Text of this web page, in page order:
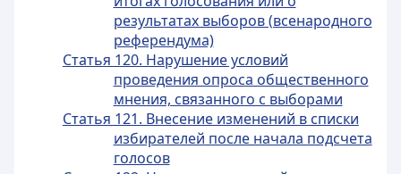
результатах выборов (всенародного
референдума)
Статья 120. Нарушение условий
проведения опроса общественного
мнения, связанного с выборами
Статья 121. Внесение изменений в списки
избирателей после начала подсчета
голосов